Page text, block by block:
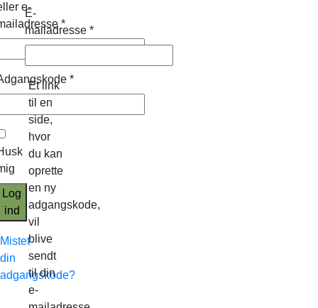
e-
*
*
Log
ind
Mistet
din
adgangskode?
E-
mailadresse *
Et link
til en
side,
hvor
du kan
oprette
en ny
adgangskode,
vil
blive
sendt
til din
e-